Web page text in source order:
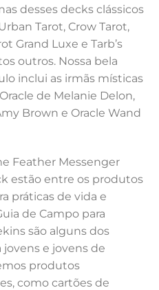
desses decks clássicos
Tarot, Crow Tarot,
Grand Luxe e Tarb’s
outros. Nossa bela
inclui as irmãs místicas
de Melanie Delon,
Brown e Oracle Wand
Feather Messenger
estão entre os produtos
práticas de vida e
de Campo para
são alguns dos
jovens e jovens de
produtos
como cartões de